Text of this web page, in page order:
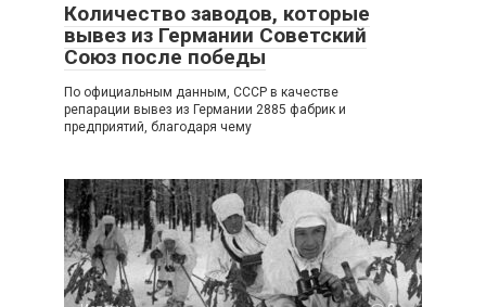
Количество заводов, которые
вывез из Германии Советский
Союз после победы
По официальным данным, СССР в качестве
репарации вывез из Германии 2885 фабрик и
предприятий, благодаря чему